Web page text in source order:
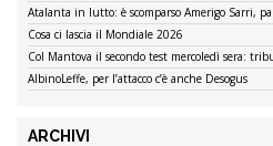
Atalanta in lutto: è scomparso Amerigo Sarri,
Cosa ci lascia il Mondiale 2026
Col Mantova il secondo test mercoledì sera:
AlbinoLeffe, per l’attacco c’è anche Desogus
ARCHIVI